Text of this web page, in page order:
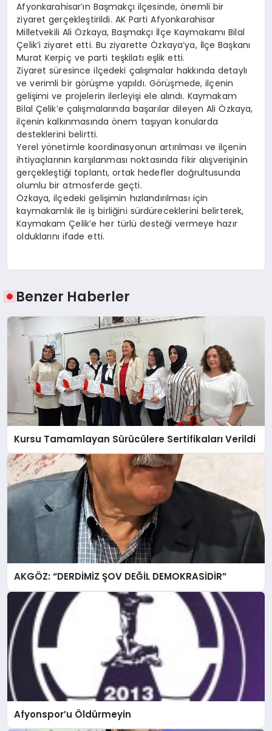
Afyonkarahisar’ın Başmakçı ilçesinde, önemli bir
ziyaret gerçekleştirildi. AK Parti Afyonkarahisar
Milletvekili Ali Özkaya, Başmakçı İlçe Kaymakamı Bilal
Çelik’i ziyaret etti. Bu ziyarette Özkaya’ya, İlçe Başkanı
Murat Kerpiç ve parti teşkilatı eşlik etti.
Ziyaret süresince ilçedeki çalışmalar hakkında detaylı
ve verimli bir görüşme yapıldı. Görüşmede, ilçenin
gelişimi ve projelerin ilerleyişi ele alındı. Kaymakam
Bilal Çelik’e çalışmalarında başarılar dileyen Ali Özkaya,
ilçenin kalkınmasında önem taşıyan konularda
desteklerini belirtti.
Yerel yönetimle koordinasyonun artırılması ve ilçenin
ihtiyaçlarının karşılanması noktasında fikir alışverişinin
gerçekleştiği toplantı, ortak hedefler doğrultusunda
olumlu bir atmosferde geçti.
Özkaya, ilçedeki gelişimin hızlandırılması için
kaymakamlık ile iş birliğini sürdüreceklerini belirterek,
Kaymakam Çelik’e her türlü desteği vermeye hazır
olduklarını ifade etti.
Benzer Haberler
Kursu Tamamlayan Sürücülere Sertifikaları Verildi
AKGÖZ: “DERDİMİZ ŞOV DEĞİL DEMOKRASİDİR”
Afyonspor’u Öldürmeyin